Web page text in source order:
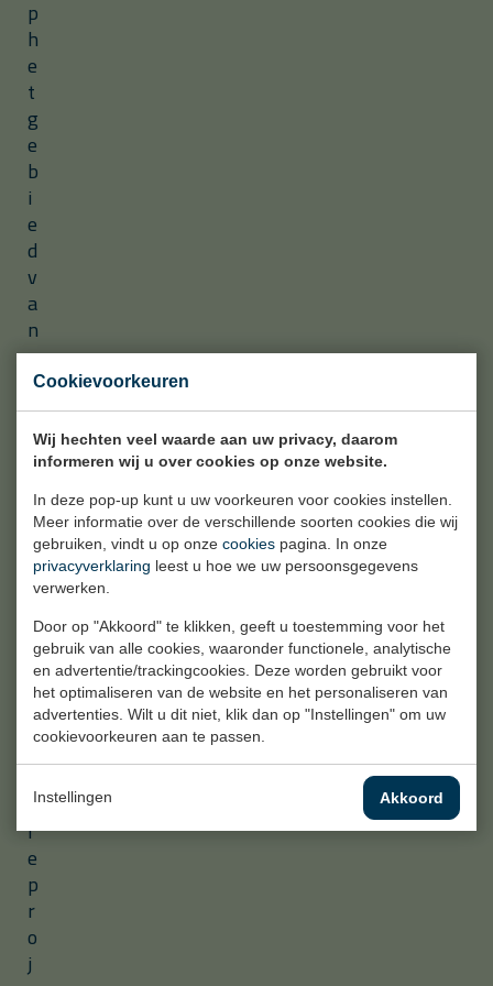
p
h
e
t
g
e
b
i
e
d
v
a
n
c
v
e
e
e
n
n
d
u
s
t
r
ë
l
e
p
r
o
j
Cookievoorkeuren
Wij hechten veel waarde aan uw privacy, daarom
informeren wij u over cookies op onze website.
In deze pop-up kunt u uw voorkeuren voor cookies instellen.
Meer informatie over de verschillende soorten cookies die wij
gebruiken, vindt u op onze cookies pagina. In onze
privacyverklaring leest u hoe we uw persoonsgegevens
verwerken.
Door op "Akkoord" te klikken, geeft u toestemming voor het
gebruik van alle cookies, waaronder functionele, analytische
en advertentie/trackingcookies. Deze worden gebruikt voor
het optimaliseren van de website en het personaliseren van
advertenties. Wilt u dit niet, klik dan op "Instellingen" om uw
cookievoorkeuren aan te passen.
Instellingen Akkoord